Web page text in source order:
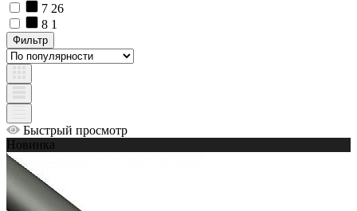
7 26
8 1
Фильтр
Быстрый просмотр
Новинка